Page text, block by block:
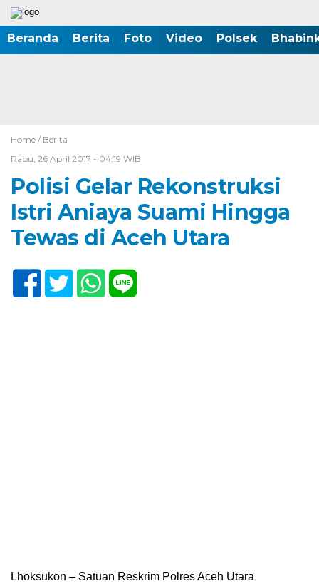
Beranda Berita Foto Video Polsek
Home / Berita
Rabu, 26 April 2017 - 04:19 WIB
Polisi Gelar Rekonstruksi
Istri Aniaya Suami Hingga
Tewas di Aceh Utara
Lhoksukon – Satuan Reskrim Polres Aceh Utara